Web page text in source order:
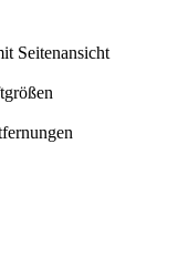
Seitenansicht